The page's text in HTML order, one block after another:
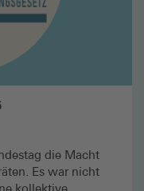
die Macht
Es war nicht
kollektive